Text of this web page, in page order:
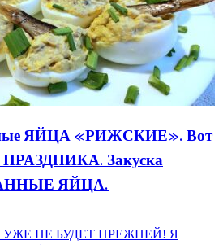
ЯЙЦА «РИЖСКИЕ». Вот
ПРАЗДНИКА. Закуска
ЯЙЦА.